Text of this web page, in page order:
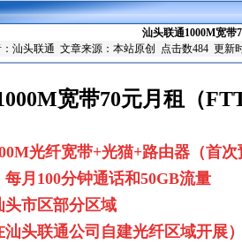
汕头联通1000M宽带
汕头联通 文章来源：本站原创 点击数484 更新
宽带70元月租（
光纤宽带+光猫+路由器（首次
每月100分钟通话和50GB流量
头市区部分区域
汕头联通公司自建光纤区域开展）